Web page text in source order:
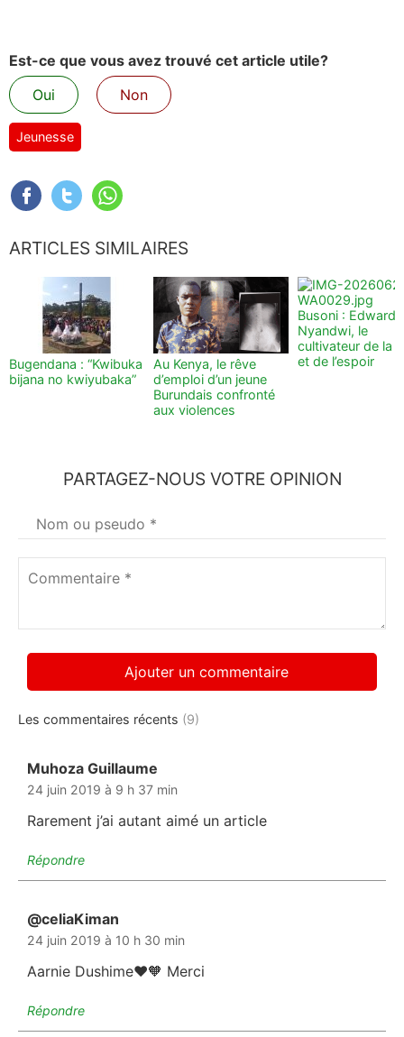
Est-ce que vous avez trouvé cet article utile?
Oui
Non
Jeunesse
ARTICLES SIMILAIRES
Bugendana : “Kwibuka
bijana no kwiyubaka”
Au Kenya, le rêve
d’emploi d’un jeune
Burundais confronté
aux violences
Busoni : Edward
Nyandwi, le
cultivateur de la
et de l’espoir
PARTAGEZ-NOUS VOTRE OPINION
Votre
nom*
Commentaire
Les commentaires récents (9)
Muhoza Guillaume
24 juin 2019 à 9 h 37 min
Rarement j’ai autant aimé un article
Répondre
@celiaKiman
24 juin 2019 à 10 h 30 min
Aarnie Dushime❤️🧡 Merci
Répondre